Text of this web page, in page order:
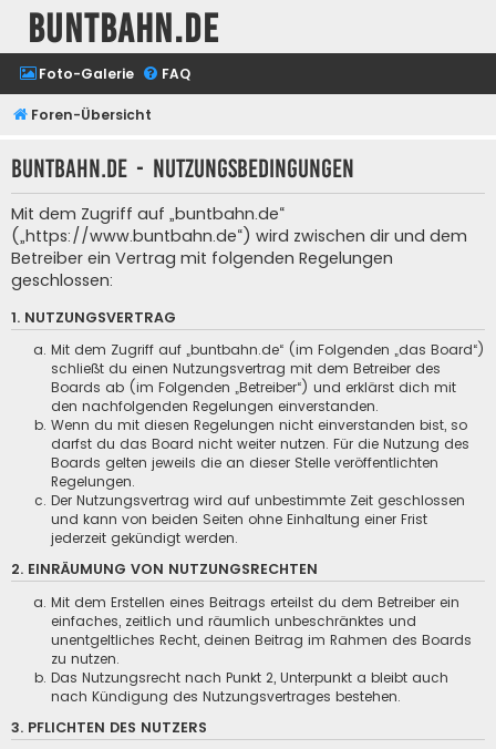
buntbahn.de
Foto-Galerie FAQ
Foren-Übersicht
buntbahn.de - Nutzungsbedingungen
Mit dem Zugriff auf „buntbahn.de“
(„https://www.buntbahn.de“) wird zwischen dir und dem
Betreiber ein Vertrag mit folgenden Regelungen
geschlossen:
1. NUTZUNGSVERTRAG
Mit dem Zugriff auf „buntbahn.de“ (im Folgenden „das Board“)
schließt du einen Nutzungsvertrag mit dem Betreiber des
Boards ab (im Folgenden „Betreiber“) und erklärst dich mit
den nachfolgenden Regelungen einverstanden.
Wenn du mit diesen Regelungen nicht einverstanden bist, so
darfst du das Board nicht weiter nutzen. Für die Nutzung des
Boards gelten jeweils die an dieser Stelle veröffentlichten
Regelungen.
Der Nutzungsvertrag wird auf unbestimmte Zeit geschlossen
und kann von beiden Seiten ohne Einhaltung einer Frist
jederzeit gekündigt werden.
2. EINRÄUMUNG VON NUTZUNGSRECHTEN
Mit dem Erstellen eines Beitrags erteilst du dem Betreiber ein
einfaches, zeitlich und räumlich unbeschränktes und
unentgeltliches Recht, deinen Beitrag im Rahmen des Boards
zu nutzen.
Das Nutzungsrecht nach Punkt 2, Unterpunkt a bleibt auch
nach Kündigung des Nutzungsvertrages bestehen.
3. PFLICHTEN DES NUTZERS